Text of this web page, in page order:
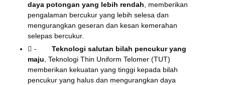
daya potongan yang lebih rendah , memberikan
pengalaman bercukur yang lebih selesa dan
mengurangkan geseran dan kesan kemerahan
selepas bercukur.
-
Teknologi salutan bilah pencukur yang
maju , Teknologi Thin Uniform Telomer (TUT)
memberikan kekuatan yang tinggi kepada bilah
pencukur yang halus dan mengurangkan daya